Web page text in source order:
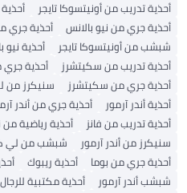
أحذية تدريب من أونيتسوكا تايجر
أحذية جري من نيو بالانس
أحذية جري
شبشب من أونيتسوكا تايجر
أحذية نيو
أحذية تدريب من سكيتشرز
أحذية
أحذية جري من سكيتشرز
سنيكرز من
أحذية أندر آرمور
أحذية جري من أندر
أحذية تدريب من فانز
أحذية رياضية من
سنيكرز من أندر آرمور
شبشب من لي
أحذية جري من بوما
أحذية ريبوك
شبشب أندر آرمور
أحذية مكتبية للرجال